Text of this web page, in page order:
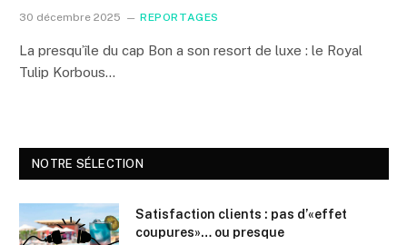
30 décembre 2025 REPORTAGES
La presqu’île du cap Bon a son resort de luxe : le Royal
Tulip Korbous…
NOTRE SÉLECTION
Satisfaction clients : pas d’«effet
coupures»… ou presque